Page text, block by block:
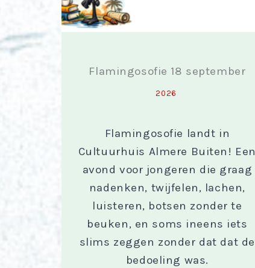
Flamingosofie 18 september
2026
Flamingosofie landt in
Cultuurhuis Almere Buiten! Een
avond voor jongeren die graag
nadenken, twijfelen, lachen,
luisteren, botsen zonder te
beuken, en soms ineens iets
slims zeggen zonder dat dat de
bedoeling was.